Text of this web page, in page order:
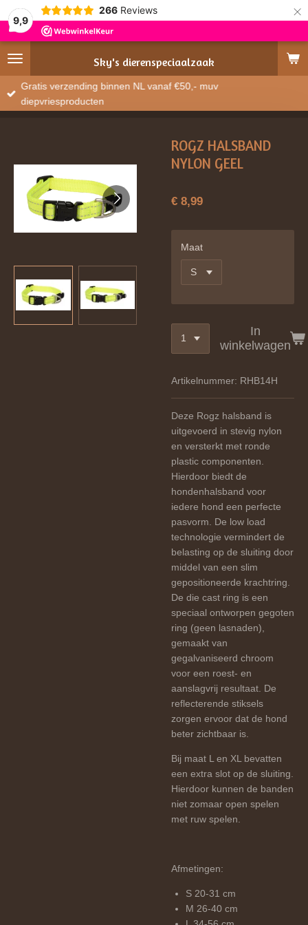
9,9
266 Reviews ×
Sky's dierenspeciaalzaak
Gratis verzending binnen NL vanaf €50,- muv
diepvriesproducten
ROGZ HALSBAND
NYLON GEEL
€ 8,99
Maat
In
winkelwagen
Artikelnummer: RHB14H
Deze Rogz halsband is
uitgevoerd in stevig nylon
en versterkt met ronde
plastic componenten.
Hierdoor biedt de
hondenhalsband voor
iedere hond een perfecte
pasvorm. De low load
technologie vermindert de
belasting op de sluiting door
middel van een slim
gepositioneerde krachtring.
De die cast ring is een
speciaal ontworpen gegoten
ring (geen lasnaden),
gemaakt van
gegalvaniseerd chroom
voor een roest- en
aanslagvrij resultaat. De
reflecterende stiksels
zorgen ervoor dat de hond
beter zichtbaar is.
Bij maat L en XL bevatten
een extra slot op de sluiting.
Hierdoor kunnen de banden
niet zomaar open spelen
met ruw spelen.
Afmetingen:
S 20-31 cm
M 26-40 cm